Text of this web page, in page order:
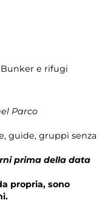
Bunker e rifugi
Parco
guide, gruppi senza
prima della data
propria, sono